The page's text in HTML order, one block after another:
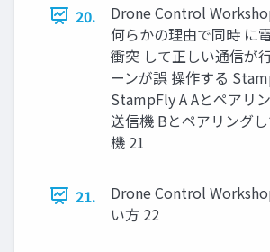
20.
Drone Control
何らかの理由で同時 に
衝突 して正しい通信が
ーンが誤 操作する
StampFly A Aとペアリ
送信機 Bとペアリング
機 21
21.
Drone Control
い⽅ 22